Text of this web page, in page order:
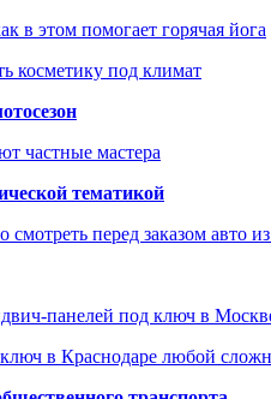
в этом помогает горячая йога
косметику под климат
частные мастера
тематикой
перед заказом авто
панелей под ключ в
в Краснодаре любой